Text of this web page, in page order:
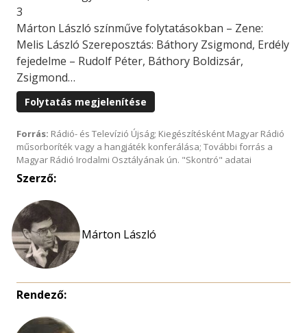
3
Márton László színműve folytatásokban – Zene:
Melis László Szereposztás: Báthory Zsigmond, Erdély
fejedelme – Rudolf Péter, Báthory Boldizsár,
Zsigmond…
Folytatás megjelenítése
Forrás: Rádió- és Televízió Újság; Kiegészítésként Magyar Rádió
műsorboríték vagy a hangjáték konferálása; További forrás a
Magyar Rádió Irodalmi Osztályának ún. "Skontró" adatai
Szerző:
Márton László
Rendező: